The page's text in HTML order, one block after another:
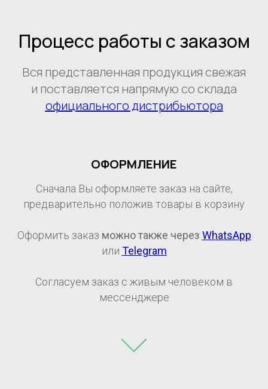
Процесс работы с заказом
Вся представленная продукция свежая
и поставляется напрямую со склада
официального дистрибьютора
ОФОРМЛЕНИЕ
Сначала Вы оформляете заказ на сайте,
предварительно положив товары в корзину
Оформить заказ можно также через WhatsApp
или Telegram
Согласуем заказ с живым человеком в
мессенджере